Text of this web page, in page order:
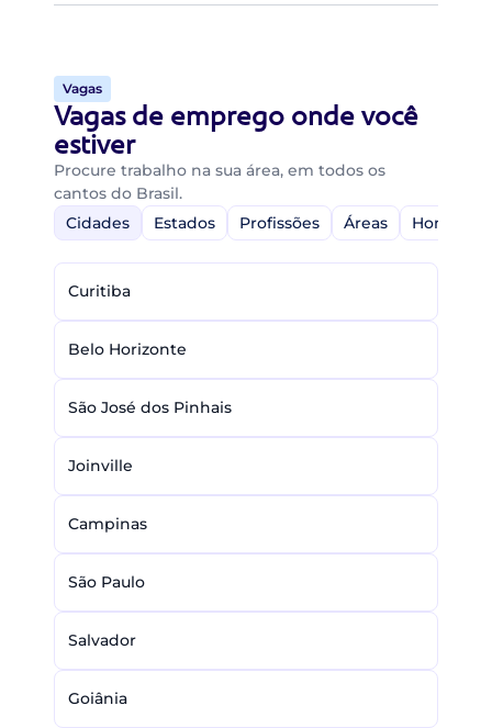
Vagas
Vagas de emprego onde você
estiver
Procure trabalho na sua área, em todos os
cantos do Brasil.
Cidades
Estados Profissões Áreas Home-
Curitiba
Belo Horizonte
São José dos Pinhais
Joinville
Campinas
São Paulo
Salvador
Goiânia